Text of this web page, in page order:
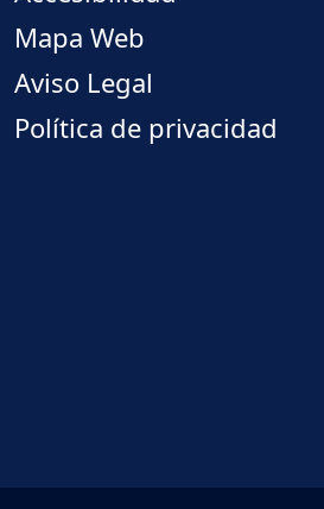
Mapa Web
Aviso Legal
Política de privacidad